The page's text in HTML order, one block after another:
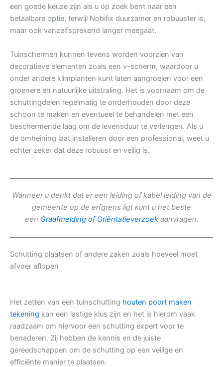
een goede keuze zijn als u op zoek bent naar een
betaalbare optie, terwijl Nobifix duurzamer en robuuster is,
maar ook vanzelfsprekend langer meegaat.
Tuinschermen kunnen tevens worden voorzien van
decoratieve elementen zoals een v-scherm, waardoor u
onder andere klimplanten kunt laten aangroeien voor een
groenere en natuurlijke uitstraling. Het is voornaam om de
schuttingdelen regelmatig te onderhouden door deze
schoon te maken en eventueel te behandelen met een
beschermende laag om de levensduur te verlengen. Als u
de omheining laat installeren door een professional, weet u
echter zeker dat deze robuust en veilig is.
Wanneer u denkt dat er een leiding of kabel leiding van de
gemeente op de erfgrens ligt kunt u het beste
een Graafmelding of Oriëntatieverzoekaanvragen.
Schutting plaatsen of andere zaken zoals hoeveel moet
afvoer aflopen
Het zetten van een tuinschutting houten poort maken
tekening kan een lastige klus zijn en het is hierom vaak
raadzaam om hiervoor een schutting expert voor te
benaderen. Zij hebben de kennis en de juiste
gereedschappen om de schutting op een veilige en
efficiënte manier te plaatsen.